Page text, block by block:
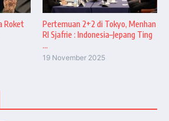
Roket
Pertemuan 2+2 di Tokyo, Menhan
RI Sjafrie : Indonesia–Jepang Ting
...
19 November 2025